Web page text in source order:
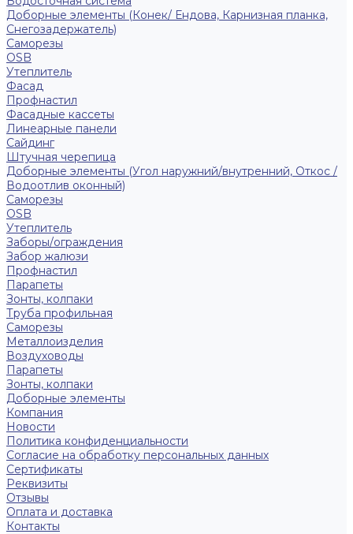
Доборные элементы (Конек/ Ендова, Карнизная планка,
Снегозадержатель)
Саморезы
ОSB
Утеплитель
Фасад
Профнастил
Фасадные кассеты
Линеарные панели
Сайдинг
Штучная черепица
Доборные элементы (Угол наружний/внутренний, Откос /
Водоотлив оконный)
Саморезы
OSB
Утеплитель
Заборы/ограждения
Забор жалюзи
Профнастил
Парапеты
Зонты, колпаки
Труба профильная
Саморезы
Металлоизделия
Воздуховоды
Парапеты
Зонты, колпаки
Доборные элементы
Компания
Новости
Политика конфиденциальности
Согласие на обработку персональных данных
Сертификаты
Реквизиты
Отзывы
Оплата и доставка
Контакты